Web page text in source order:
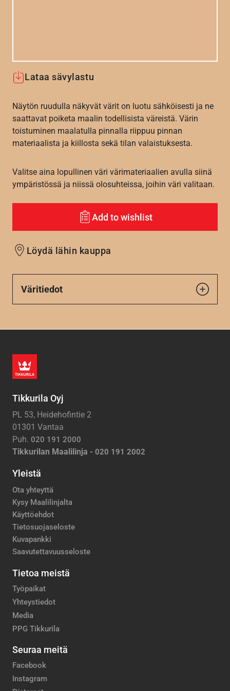
Lataa sävylastu
Näytön ruudulla näkyvät värit on luotu sähköisesti ja ne
saattavat poiketa maalin todellisista väreistä. Värin
toistuminen maalatulla pinnalla riippuu pinnan
materiaalista ja kiillosta sekä tilan valaistuksesta.
Valitse aina lopullinen väri värimateriaalien avulla siinä
ympäristössä ja niissä olosuhteissa, joihin väri valitaan.
Add to wishlist
Löydä lähin kauppa
Väritiedot
Tikkurila Oyj
PL 53, Heidehofintie 2
01301 Vantaa
Puh. 020 191 2000
Tikkurilan Maalilinja - 020 191 2002
Yleistä
Ota yhteyttä
Kysy Maalilinjalta
Käyttöehdot
Tietosuojaseloste
Kuvapankki
Saavutettavuusseloste
Tietoa meistä
Työpaikat
Yhteystiedot
Media
PPG Tikkurila
Seuraa meitä
Facebook
Instagram